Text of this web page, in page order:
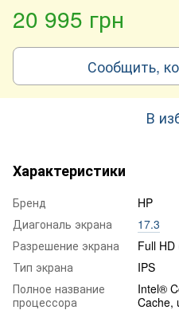
20 995 грн
Сообщить,
В
Характеристики
Бренд
HP
Диагональ экрана
17.3
Разрешение экрана
Full
Тип экрана
IPS
Полное название
процессора
Intel®
Cache,